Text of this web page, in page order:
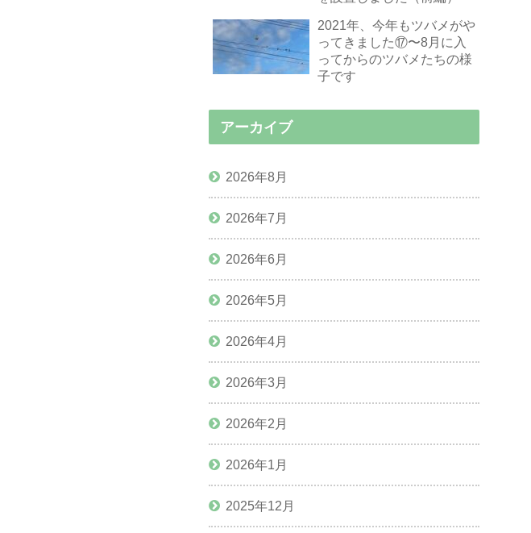
2021年、今年もツバメがや
ってきました⑰〜8月に入
ってからのツバメたちの様
子です
アーカイブ
2026年8月
2026年7月
2026年6月
2026年5月
2026年4月
2026年3月
2026年2月
2026年1月
2025年12月